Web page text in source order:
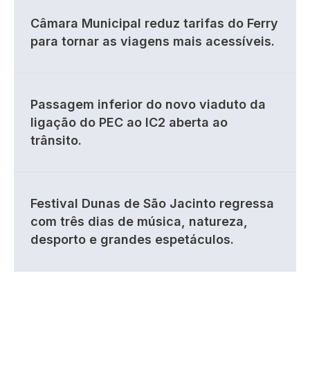
Câmara Municipal reduz tarifas do Ferry
para tornar as viagens mais acessíveis.
Passagem inferior do novo viaduto da
ligação do PEC ao IC2 aberta ao
trânsito.
Festival Dunas de São Jacinto regressa
com três dias de música, natureza,
desporto e grandes espetáculos.